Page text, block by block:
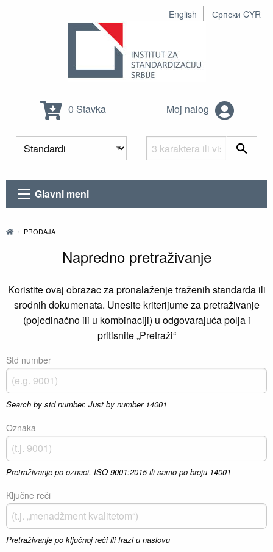
English Српски CYR
0 Stavka Moj nalog
Glavni meni
PRODAJA
Napredno pretraživanje
Koristite ovaj obrazac za pronalaženje traženih standarda ili
srodnih dokumenata. Unesite kriterijume za pretraživanje
(pojedinačno ili u kombinaciji) u odgovarajuća polja i
pritisnite „Pretraži“
Std number
Search by std number. Just by number 14001
Oznaka
Pretraživanje po oznaci. ISO 9001:2015 ili samo po broju 14001
Ključne reči
Pretraživanje po ključnoj reči ili frazi u naslovu